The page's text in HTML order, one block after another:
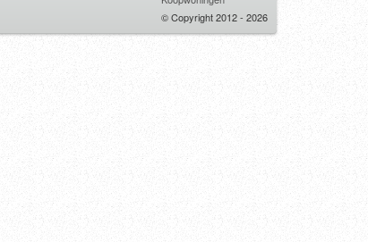
© Copyright 2012 - 2026